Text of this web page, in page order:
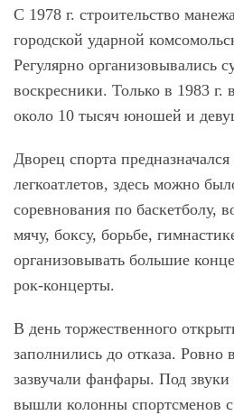
С 1978 г. строительство
городской ударной
Регулярно организовывались
воскресники. Только в 1983 г.
около 10 тысяч юношей и
Дворец спорта
легкоатлетов, здесь можно
соревнования по баскетболу,
мячу, боксу, борьбе,
организовывать большие
рок-концерты.
В день торжественного
заполнились до отказа. Ровно
зазвучали фанфары. Под
вышли колонны спортсменов